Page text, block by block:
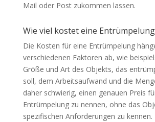
Mail oder Post zukommen lassen.
Wie viel kostet eine
Die Kosten für eine Entrümpelung
verschiedenen Faktoren ab, wie
Größe und Art des Objekts, das
soll, dem Arbeitsaufwand und die
daher schwierig, einen genauen Preis
Entrümpelung zu nennen, ohne das
spezifischen Anforderungen zu kennen.